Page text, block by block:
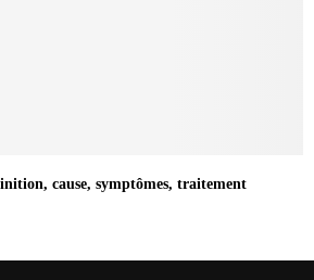
cause, symptômes, traitement